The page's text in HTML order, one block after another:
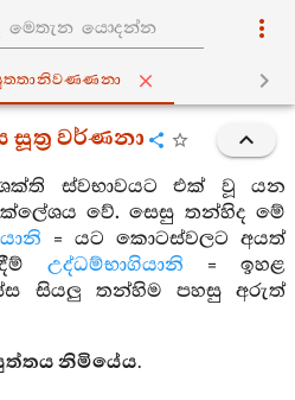
සූත්‍ර වර්ණනා
ස්වභාවයට එක් වූ යන
වේ. සෙසු තන්හිද මේ
= යට කොටස්වලට අයත්
උද්ධම්භාගියානි = ඉහළ
සියලු තන්හිම පහසු අරුත්
නිමියේය.